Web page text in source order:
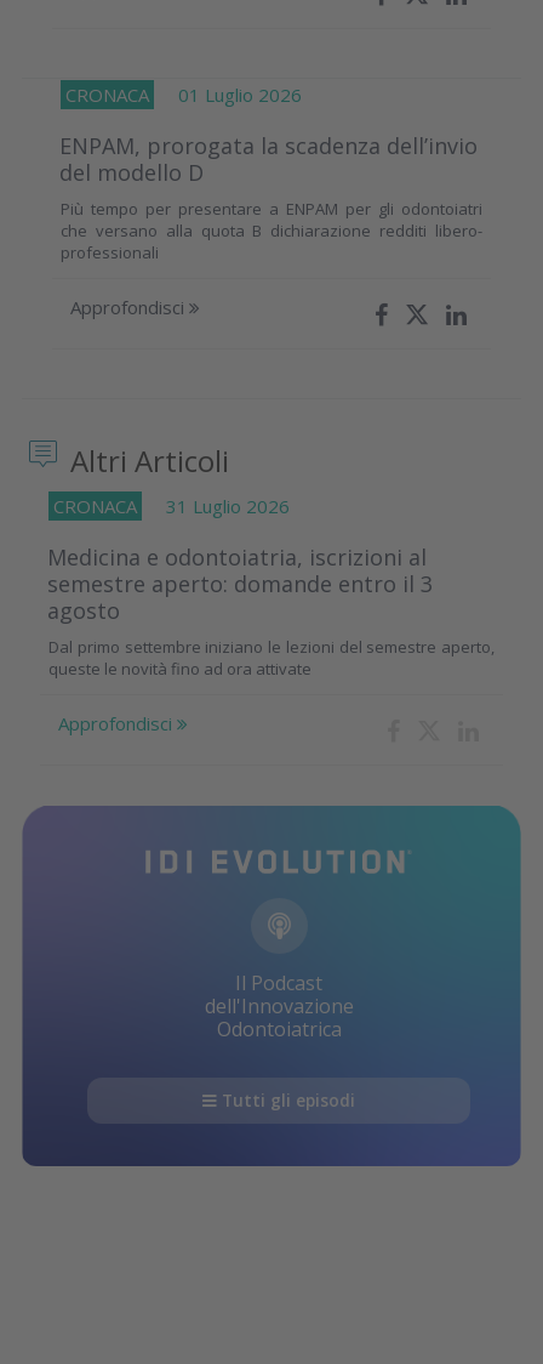
CRONACA 01 Luglio 2026
ENPAM, prorogata la scadenza dell’invio
del modello D
Più tempo per presentare a ENPAM per gli odontoiatri
che versano alla quota B dichiarazione redditi libero-
professionali
Approfondisci
Altri Articoli
CRONACA 31 Luglio 2026
Medicina e odontoiatria, iscrizioni al
semestre aperto: domande entro il 3
agosto
Dal primo settembre iniziano le lezioni del semestre aperto,
queste le novità fino ad ora attivate
Approfondisci
Il Podcast
dell'Innovazione
Odontoiatrica
Tutti gli episodi